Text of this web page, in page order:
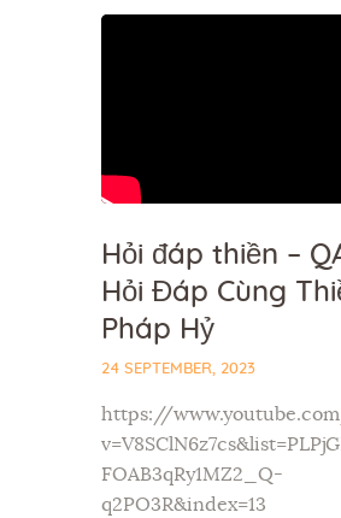
Hỏi đáp thiền –
Hỏi Đáp Cùng
Pháp Hỷ
24 SEPTEMBER, 2023
https://
FOAB3qRy1MZ2_Q-
q2PO3R&index=13